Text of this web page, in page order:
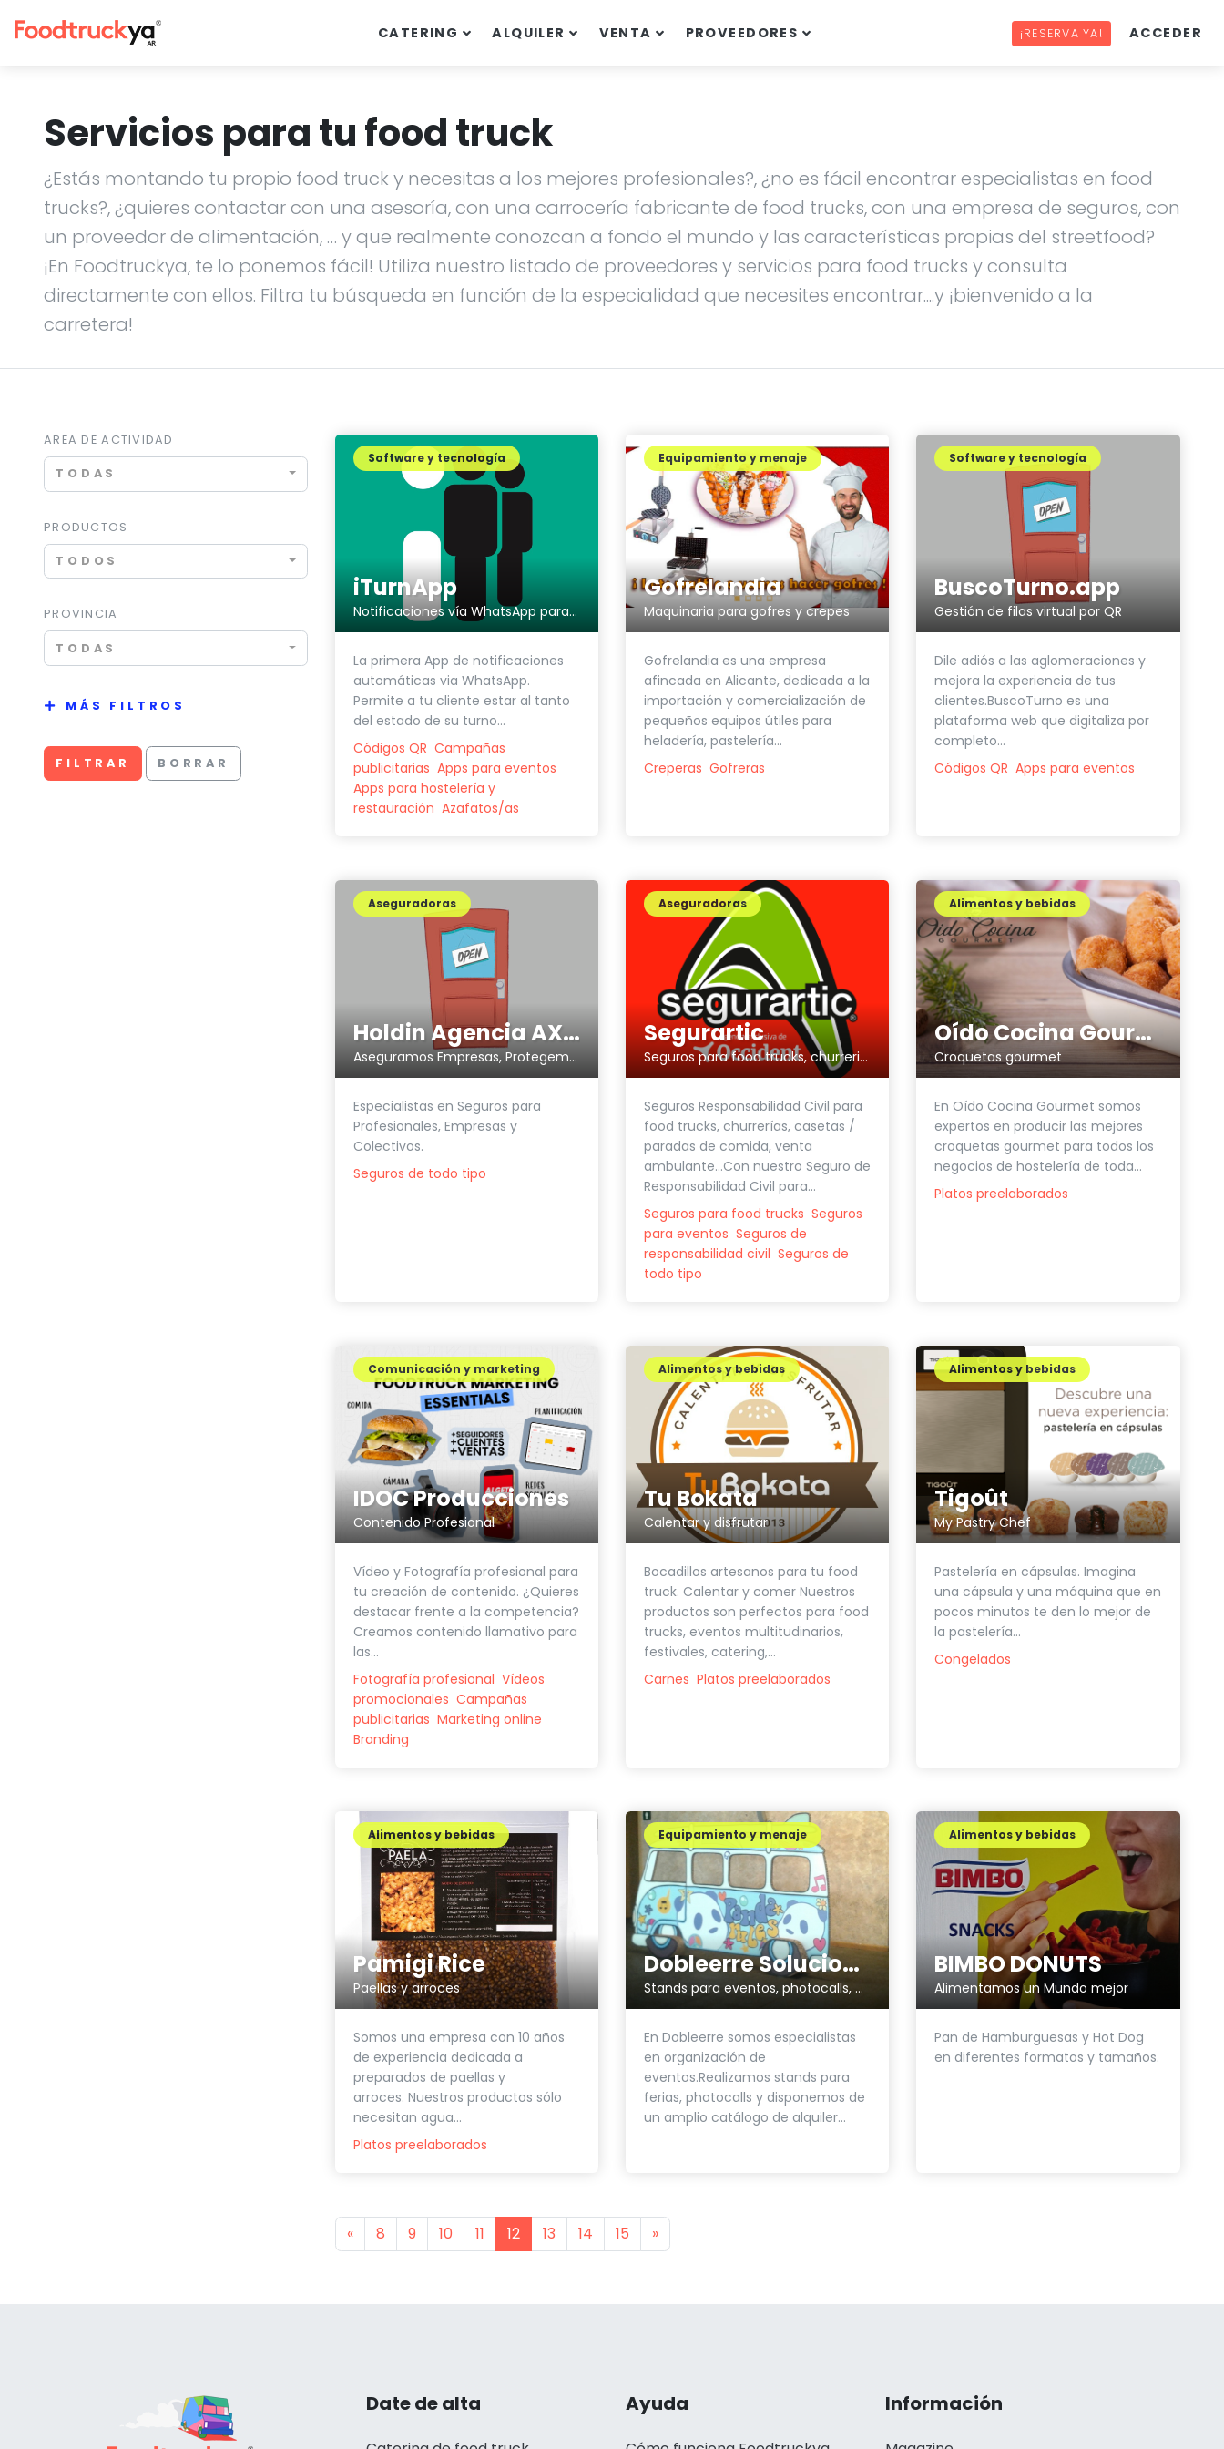
CATERING ALQUILER VENTA PROVEEDORES ¡RESERVA YA! ACCEDER
Servicios para tu food truck
¿Estás montando tu propio food truck y necesitas a los mejores profesionales?, ¿no es fácil encontrar especialistas en food
trucks?, ¿quieres contactar con una asesoría, con una carrocería fabricante de food trucks, con una empresa de seguros, con
un proveedor de alimentación, … y que realmente conozcan a fondo el mundo y las características propias del streetfood?
¡En Foodtruckya, te lo ponemos fácil! Utiliza nuestro listado de proveedores y servicios para food trucks y consulta
directamente con ellos. Filtra tu búsqueda en función de la especialidad que necesites encontrar....y ¡bienvenido a la
carretera!
AREA DE ACTIVIDAD
TODAS
PRODUCTOS
TODOS
PROVINCIA
TODAS
MÁS FILTROS
FILTRAR BORRAR
iTurnApp
Notificaciones vía WhatsApp para recogida de pedidos
Software y tecnología
La primera App de notificaciones
automáticas via WhatsApp.
Permite a tu cliente estar al tanto
del estado de su turno...
Códigos QR Campañas
publicitarias Apps para eventos
Apps para hostelería y
restauración Azafatos/as
Gofrelandia
Maquinaria para gofres y crepes
Equipamiento y menaje
Gofrelandia es una empresa
afincada en Alicante, dedicada a la
importación y comercialización de
pequeños equipos útiles para
heladería, pastelería...
Creperas Gofreras
BuscoTurno.app
Gestión de filas virtual por QR
Software y tecnología
Dile adiós a las aglomeraciones y
mejora la experiencia de tus
clientes.BuscoTurno es una
plataforma web que digitaliza por
completo...
Códigos QR Apps para eventos
Holdin Agencia AXA Seguros
Aseguramos Empresas, Protegemos Personas
Aseguradoras
Especialistas en Seguros para
Profesionales, Empresas y
Colectivos.
Seguros de todo tipo
Segurartic
Seguros para food trucks, churrerias, casetas / paradas de comida, venta ambulante...
Aseguradoras
Seguros Responsabilidad Civil para
food trucks, churrerías, casetas /
paradas de comida, venta
ambulante...Con nuestro Seguro de
Responsabilidad Civil para...
Seguros para food trucks Seguros
para eventos Seguros de
responsabilidad civil Seguros de
todo tipo
Oído Cocina Gourmet
Croquetas gourmet
Alimentos y bebidas
En Oído Cocina Gourmet somos
expertos en producir las mejores
croquetas gourmet para todos los
negocios de hostelería de toda...
Platos preelaborados
IDOC Producciones
Contenido Profesional
Comunicación y marketing
Vídeo y Fotografía profesional para
tu creación de contenido. ¿Quieres
destacar frente a la competencia?
Creamos contenido llamativo para
las...
Fotografía profesional Vídeos
promocionales Campañas
publicitarias Marketing online
Branding
Tu Bokata
Calentar y disfrutar
Alimentos y bebidas
Bocadillos artesanos para tu food
truck. Calentar y comer Nuestros
productos son perfectos para food
trucks, eventos multitudinarios,
festivales, catering,...
Carnes Platos preelaborados
Tigoût
My Pastry Chef
Alimentos y bebidas
Pastelería en cápsulas. Imagina
una cápsula y una máquina que en
pocos minutos te den lo mejor de
la pastelería...
Congelados
Pamigi Rice
Paellas y arroces
Alimentos y bebidas
Somos una empresa con 10 años
de experiencia dedicada a
preparados de paellas y
arroces. Nuestros productos sólo
necesitan agua...
Platos preelaborados
Dobleerre Soluciones Publicitarias
Stands para eventos, photocalls, alquiler de mobiliario
Equipamiento y menaje
En Dobleerre somos especialistas
en organización de
eventos.Realizamos stands para
ferias, photocalls y disponemos de
un amplio catálogo de alquiler...
BIMBO DONUTS
Alimentamos un Mundo mejor
Alimentos y bebidas
Pan de Hamburguesas y Hot Dog
en diferentes formatos y tamaños.
«Previous
8 9 10 11 12 13 14 15 »Next
Date de alta Ayuda Información